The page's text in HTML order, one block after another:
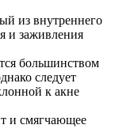
из внутреннего
и заживления
большинством
следует
к акне
и смягчающее